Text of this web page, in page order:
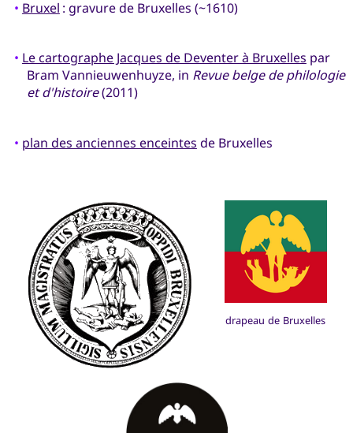
• Bruxel : gravure de Bruxelles (~1610)
• Le cartographe Jacques de Deventer à Bruxelles par
Bram Vannieuwenhuyze, in Revue belge de philologie
et d'histoire(2011)
• plan des anciennes enceintes de Bruxelles
drapeau de Bruxelles